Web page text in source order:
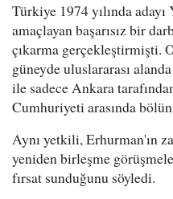
Türkiye 1974 yılında
amaçlayan başarısız bir
çıkarma gerçekleştirmişti.
güneyde uluslararası
ile sadece Ankara
Cumhuriyeti arasında
Aynı yetkili, Erhurman'ın
yeniden birleşme
fırsat sunduğunu söyledi.